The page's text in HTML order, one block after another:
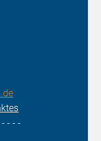
- - -